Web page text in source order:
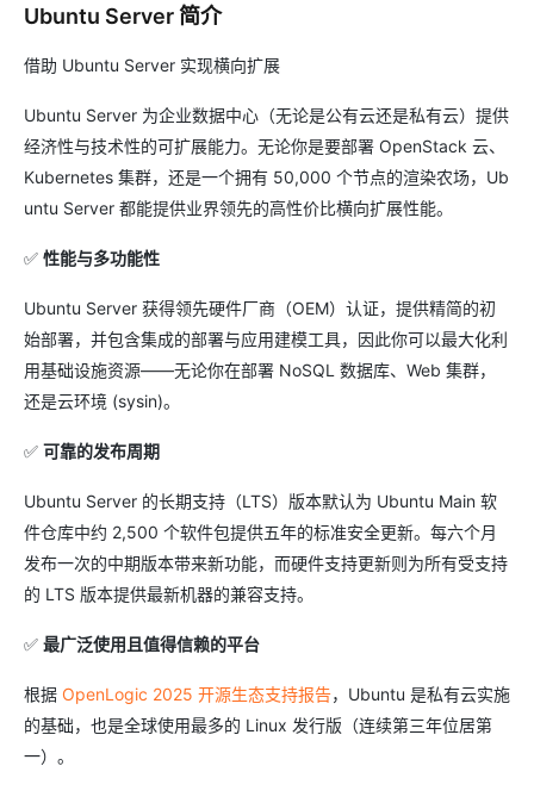
Ubuntu Server 简介
借助 Ubuntu Server 实现横向扩展
Ubuntu Server 为企业数据中心（无论是公有云还是私有云）提供
经济性与技术性的可扩展能力。无论你是要部署 OpenStack 云、
Kubernetes 集群，还是一个拥有 50,000 个节点的渲染农场，Ub
untu Server 都能提供业界领先的高性价比横向扩展性能。
✅ 性能与多功能性
Ubuntu Server 获得领先硬件厂商（OEM）认证，提供精简的初
始部署，并包含集成的部署与应用建模工具，因此你可以最大化利
用基础设施资源——无论你在部署 NoSQL 数据库、Web 集群，
还是云环境 (sysin)。
✅ 可靠的发布周期
Ubuntu Server 的长期支持（LTS）版本默认为 Ubuntu Main 软
件仓库中约 2,500 个软件包提供五年的标准安全更新。每六个月
发布一次的中期版本带来新功能，而硬件支持更新则为所有受支持
的 LTS 版本提供最新机器的兼容支持。
✅ 最广泛使用且值得信赖的平台
根据 OpenLogic 2025 开源生态支持报告，Ubuntu 是私有云实施
的基础，也是全球使用最多的 Linux 发行版（连续第三年位居第
一）。